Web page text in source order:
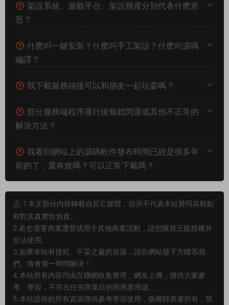
架設系統、遊戲平台、架設難度分别代表什麽意
思？
什麽叫一鍵安裝？什麽叫手工架設？什麽叫源碼
編譯？
我下載服務端後可以和朋友一起玩耍嗎？
部分服務端程序運行後報錯閃退或其他不正常的
解決方法？
我看到網站上的源碼軟件發布時間已經是很多年
前的了，還有效嗎？可以正常下載嗎？
1.本文部分内容轉載自其它媒體，但并不代表本站贊同其觀點
和對其真實性負責。
2.若您需要商業運營或用于其他商業活動，請您購買正版授權并
合法使用。
3.如果本站有侵犯、不妥之處的資源，請在網站最下方聯系我
們。将會第一時間解決！
4.本站所有内容均由互聯網收集整理、網友上傳，僅供大家參
考、學習，不存在任何商業目的與商業用途。
5.本站提供的所有資源僅供參考學習使用，版權歸原著所有，禁